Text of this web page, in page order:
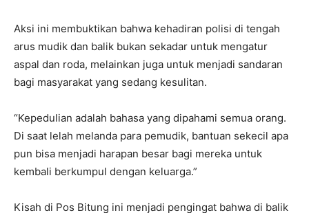
Aksi ini membuktikan bahwa kehadiran polisi di tengah
arus mudik dan balik bukan sekadar untuk mengatur
aspal dan roda, melainkan juga untuk menjadi sandaran
bagi masyarakat yang sedang kesulitan.
“Kepedulian adalah bahasa yang dipahami semua orang.
Di saat lelah melanda para pemudik, bantuan sekecil apa
pun bisa menjadi harapan besar bagi mereka untuk
kembali berkumpul dengan keluarga.”
Kisah di Pos Bitung ini menjadi pengingat bahwa di balik